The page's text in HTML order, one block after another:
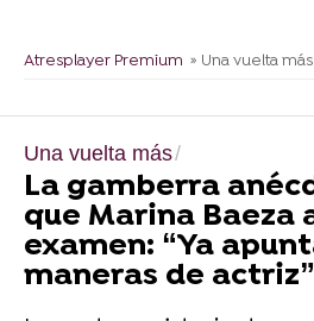
Atresplayer Premium » Una vuelta más